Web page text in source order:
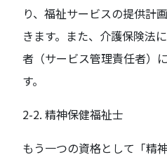
り、福祉サービスの提供計
きます。また、介護保険法
者（サービス管理責任者）
す。
2-2. 精神保健福祉士
もう一つの資格として「精